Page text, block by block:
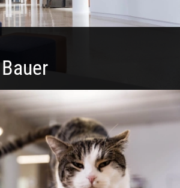
| Offen & Futuristisch | Foyer
Räume